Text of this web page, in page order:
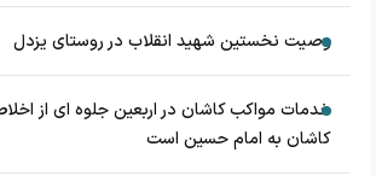
وصیت نخستین شهید انقلاب در روستای یزدل
خدمات مواکب کاشان در اربعین جلوه ای از
کاشان به امام حسین است